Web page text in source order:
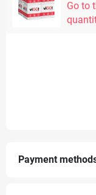
Go to
Payment